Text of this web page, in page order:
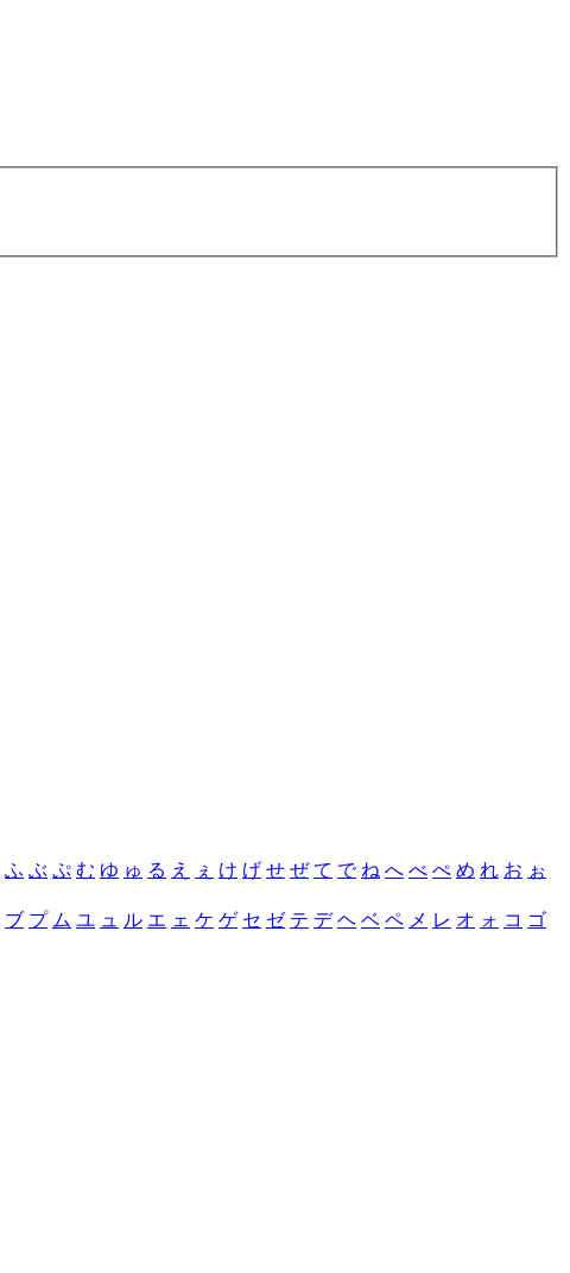
ふ ぶ ぷ む ゆ ゅ る え ぇ け げ せ ぜ て で ね へ べ ぺ め れ お ぉ
ブ プ ム ユ ュ ル エ ェ ケ ゲ セ ゼ テ デ ヘ ベ ペ メ レ オ ォ コ ゴ